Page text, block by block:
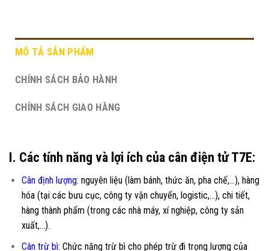
MÔ TẢ SẢN PHẨM
CHÍNH SÁCH BẢO HÀNH
CHÍNH SÁCH GIAO HÀNG
I. Các tính năng và lợi ích của cân điện tử T7E:
Cân định lượng: nguyên liệu (làm bánh, thức ăn, pha chế,…), hàng
hóa (tại các bưu cục, công ty vận chuyển, logistic,…), chi tiết,
hàng thành phẩm (trong các nhà máy, xí nghiệp, công ty sản
xuất,…).
Cân trừ bì: Chức năng trừ bì cho phép trừ đi trọng lượng của